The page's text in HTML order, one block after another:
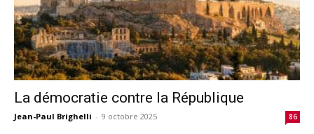
La démocratie contre la République
Jean-Paul Brighelli - 9 octobre 2025 86